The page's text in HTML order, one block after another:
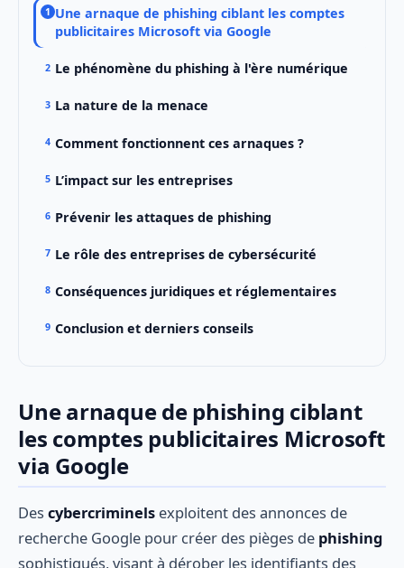
Une arnaque de phishing ciblant les comptes
publicitaires Microsoft via Google
Le phénomène du phishing à l'ère numérique
La nature de la menace
Comment fonctionnent ces arnaques ?
L’impact sur les entreprises
Prévenir les attaques de phishing
Le rôle des entreprises de cybersécurité
Conséquences juridiques et réglementaires
Conclusion et derniers conseils
Une arnaque de phishing ciblant
les comptes publicitaires Microsoft
via Google
Des cybercriminels exploitent des annonces de
recherche Google pour créer des pièges de phishing
sophistiqués, visant à dérober les identifiants des